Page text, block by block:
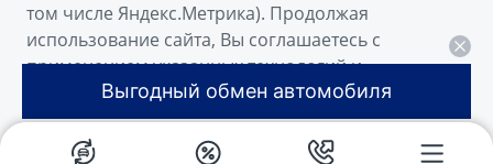
Официальный сайт Geely в России
Политика обработки персональных данных
Правовая информация
Сделано в ПЕРКС
том числе Яндекс.Метрика). Продолжая
использование сайта, Вы соглашаетесь с
применением указанных технологий и
размещением куки-файлов.
Понятно
Выгодный обмен автомобиля